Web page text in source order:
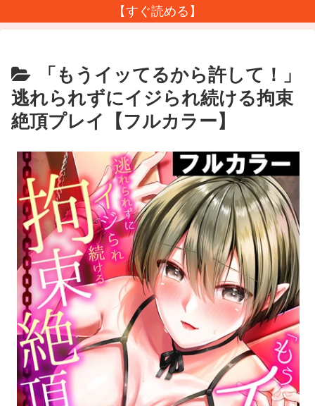
【すぐ読める】
「もうイッてるから許して！」
逃れられずにイジられ続ける拘束
絶頂プレイ【フルカラー】